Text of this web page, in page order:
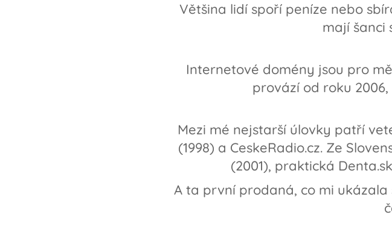
Většina lidí spoří peníze nebo
mají šanci
Internetové domény jsou pro
provází od roku
Mezi mé nejstarší úlovky patří
(1998) a CeskeRadio.cz. Ze
(2001), praktická
A ta první prodaná, co mi ukázala